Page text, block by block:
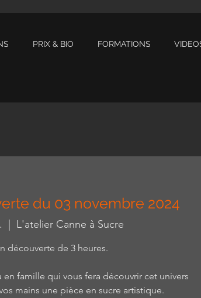
PRIX & BIO FORMATIONS
du 03 novembre 2024
L'atelier Canne à Sucre
découverte de 3 heures.
famille qui vous fera découvrir cet univers
mains une pièce en sucre artistique.